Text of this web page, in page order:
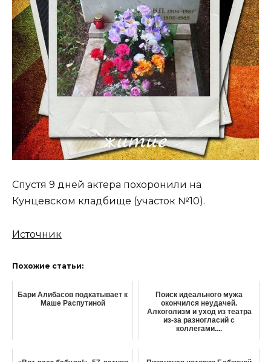
Спустя 9 дней актера похоронили на
Кунцевском кладбище (участок №10).
Источник
Похожие статьи:
Бари Алибасов подкатывает к
Маше Распутиной
Поиск идеального мужа
окончился неудачей.
Алкоголизм и уход из театра
из-за разногласий с
коллегами....